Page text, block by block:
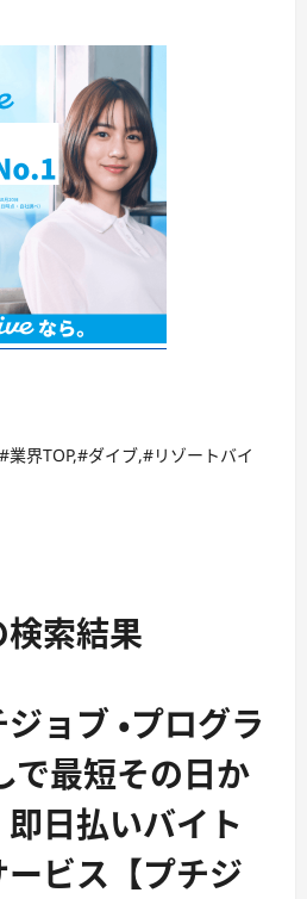
界TOP,#ダイブ,#リゾートバイ
検索結果
ョブ ・プログラ
で最短その日か
日払いバイト
ビス【プチジ